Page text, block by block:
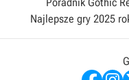
Najlepsze gry 2025